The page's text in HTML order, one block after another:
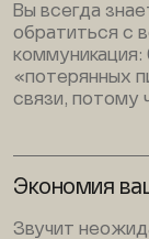
Вы всегда
обратиться с
«потерянных
связи, потому
Экономия
Звучит